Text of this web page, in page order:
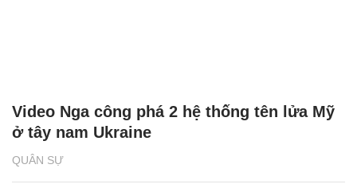
QUÂN SỰ
Video Nga công phá 2 hệ thống tên lửa Mỹ
ở tây nam Ukraine